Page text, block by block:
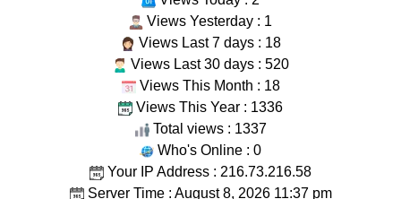
Views Yesterday : 1
Views Last 7 days : 18
Views Last 30 days : 520
Views This Month : 18
Views This Year : 1336
Total views : 1337
Who's Online : 0
Your IP Address : 216.73.216.58
Server Time : August 8, 2026 11:37 pm